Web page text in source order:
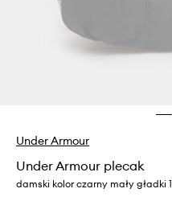
Under Armour
Under Armour plecak
damski kolor czarny mały gładki